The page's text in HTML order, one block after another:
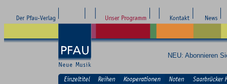
NEU: Abonnieren